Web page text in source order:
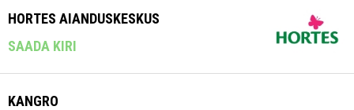
HORTES AIANDUSKESKUS
SAADA KIRI
KANGRO